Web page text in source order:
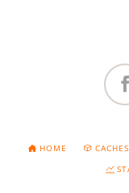
NAVIGATION
ÜBERSPRINGEN
HOME CACHES